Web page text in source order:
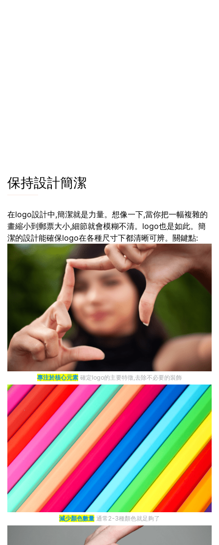
保持設計簡潔
在logo設計中,簡潔就是力量。想像一下,當你把一幅複雜的
畫縮小到郵票大小,細節就會模糊不清。logo也是如此。簡
潔的設計能確保logo在各種尺寸下都清晰可辨。關鍵點:
專注於核心元素 確定logo的主要特徵,去除不必要的裝飾
減少顏色數量 通常2-3種顏色就足夠了